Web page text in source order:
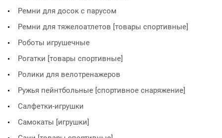
Ремни для досок с парусом
Ремни для тяжелоатлетов [товары спортивные]
Роботы игрушечные
Рогатки [товары спортивные]
Ролики для велотренажеров
Ружья пейнтбольные [спортивное снаряжение]
Салфетки-игрушки
Самокаты [игрушки]